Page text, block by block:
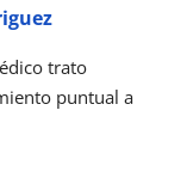
trato
puntual a